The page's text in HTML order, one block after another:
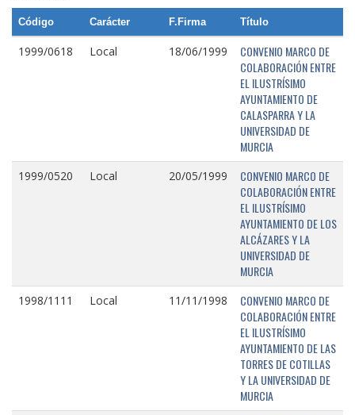
Código Carácter F.Firma Título
1999/0618 Local 18/06/1999
CONVENIO MARCO DE
COLABORACIÓN ENTRE
EL ILUSTRÍSIMO
AYUNTAMIENTO DE
CALASPARRA Y LA
UNIVERSIDAD DE
MURCIA
1999/0520 Local 20/05/1999
CONVENIO MARCO DE
COLABORACIÓN ENTRE
EL ILUSTRÍSIMO
AYUNTAMIENTO DE LOS
ALCÁZARES Y LA
UNIVERSIDAD DE
MURCIA
1998/1111 Local 11/11/1998
CONVENIO MARCO DE
COLABORACIÓN ENTRE
EL ILUSTRÍSIMO
AYUNTAMIENTO DE LAS
TORRES DE COTILLAS
Y LA UNIVERSIDAD DE
MURCIA